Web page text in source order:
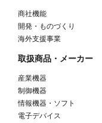
商社機能
開発・ものづくり
海外支援事業
取扱商品・メーカー
産業機器
制御機器
情報機器・ソフト
電子デバイス